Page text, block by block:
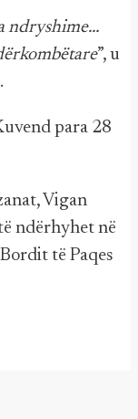
ndryshime…
”, u
para 28
Vigan
ndërhyhet në
të Paqes